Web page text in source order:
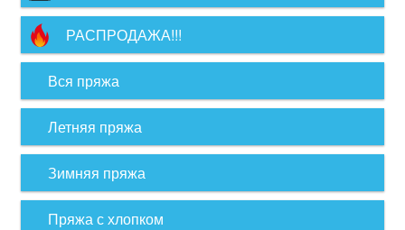
РАСПРОДАЖА!!!
Вся пряжа
Летняя пряжа
Зимняя пряжа
Пряжа с хлопком